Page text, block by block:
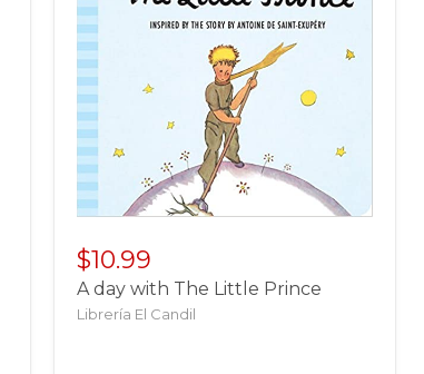
$10.99
A day with The Little Prince
Librería El Candil